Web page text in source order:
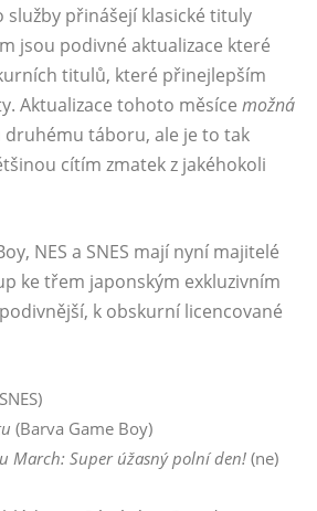
služby přinášejí klasické tituly
jsou podivné aktualizace které
titulů, které přinejlepším
Aktualizace tohoto měsíce možná
táboru, ale je to tak
cítím zmatek z jakéhokoli
NES a SNES mají nyní majitelé
ke třem japonským exkluzivním
k obskurní licencované
(Barva Game Boy)
March: Super úžasný polní den! (ne)